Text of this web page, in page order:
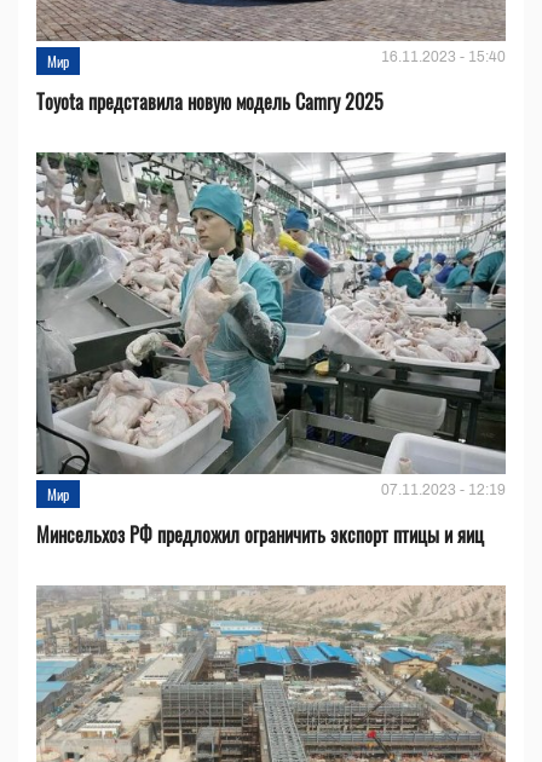
Мир 16.11.2023 - 15:40
Toyota представила новую модель Camry 2025
Мир 07.11.2023 - 12:19
Минсельхоз РФ предложил ограничить экспорт птицы и яиц